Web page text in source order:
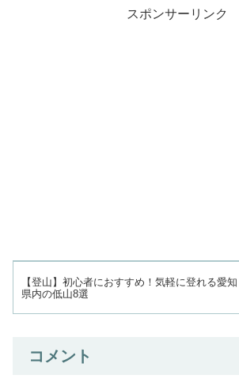
スポンサーリンク
【登山】初心者におすすめ！気軽に登れる愛知
県内の低山8選
コメント